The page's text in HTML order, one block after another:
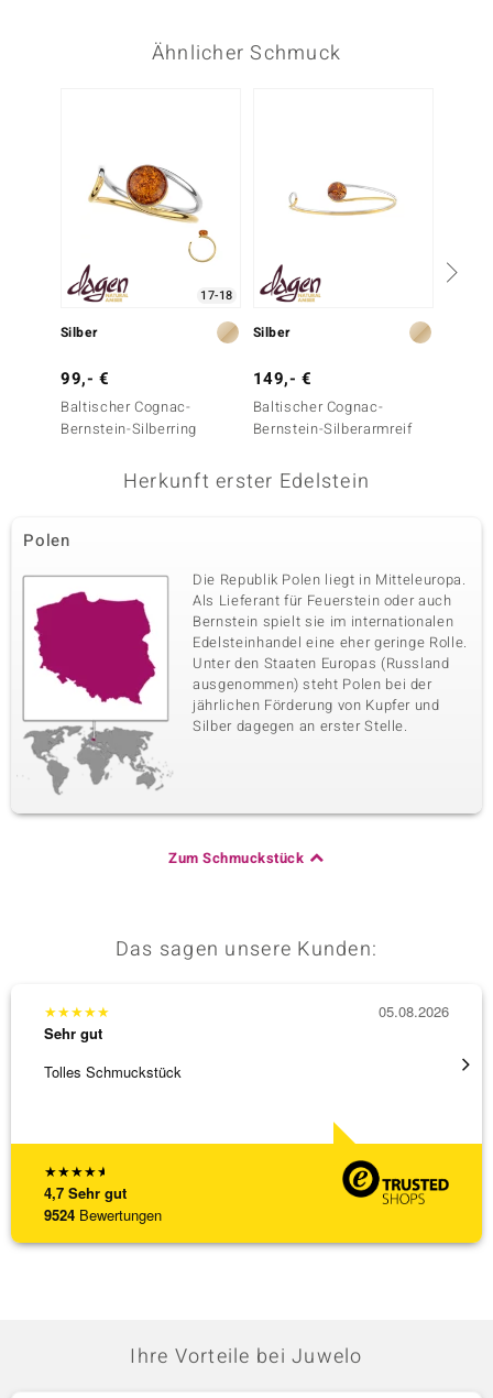
Ähnlicher Schmuck
17-18
Silber
99,- €
Baltischer Cognac-
Bernstein-Silberring
Silber
149,- €
Baltischer Cognac-
Bernstein-Silberarmreif
Herkunft erster Edelstein
Polen
Die Republik Polen liegt in Mitteleuropa.
Als Lieferant für Feuerstein oder auch
Bernstein spielt sie im internationalen
Edelsteinhandel eine eher geringe Rolle.
Unter den Staaten Europas (Russland
ausgenommen) steht Polen bei der
jährlichen Förderung von Kupfer und
Silber dagegen an erster Stelle.
Zum Schmuckstück
Das sagen unsere Kunden:
★★★★★
4,7 Sehr gut
9524 Bewertungen
★★★★★
Sehr gut
Tolles Schmuckstück
05.08.2026
Ihre Vorteile bei Juwelo